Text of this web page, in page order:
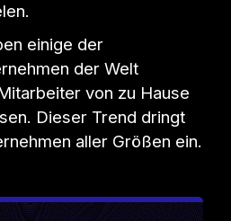
einige der
der Welt
von zu Hause
Dieser Trend dringt
aller Größen ein.